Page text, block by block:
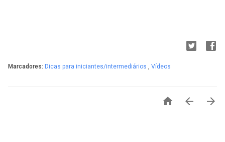
Marcadores: Dicas para iniciantes/intermediários , Vídeos
  